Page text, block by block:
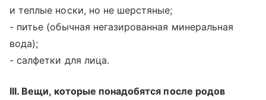
и теплые носки, но не шерстяные;
- питье (обычная негазированная минеральная
вода);
- салфетки для лица.
III. Вещи, которые понадобятся после родов